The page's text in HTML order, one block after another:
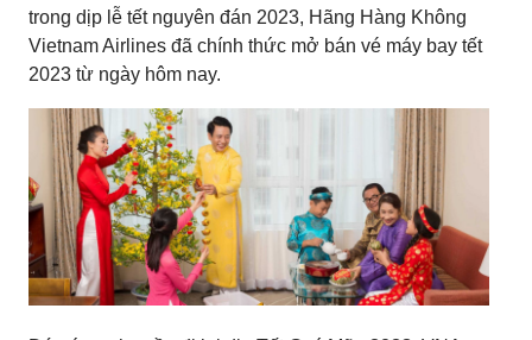
trong dịp lễ tết nguyên đán 2023, Hãng Hàng Không
Vietnam Airlines đã chính thức mở bán vé máy bay tết
2023 từ ngày hôm nay.